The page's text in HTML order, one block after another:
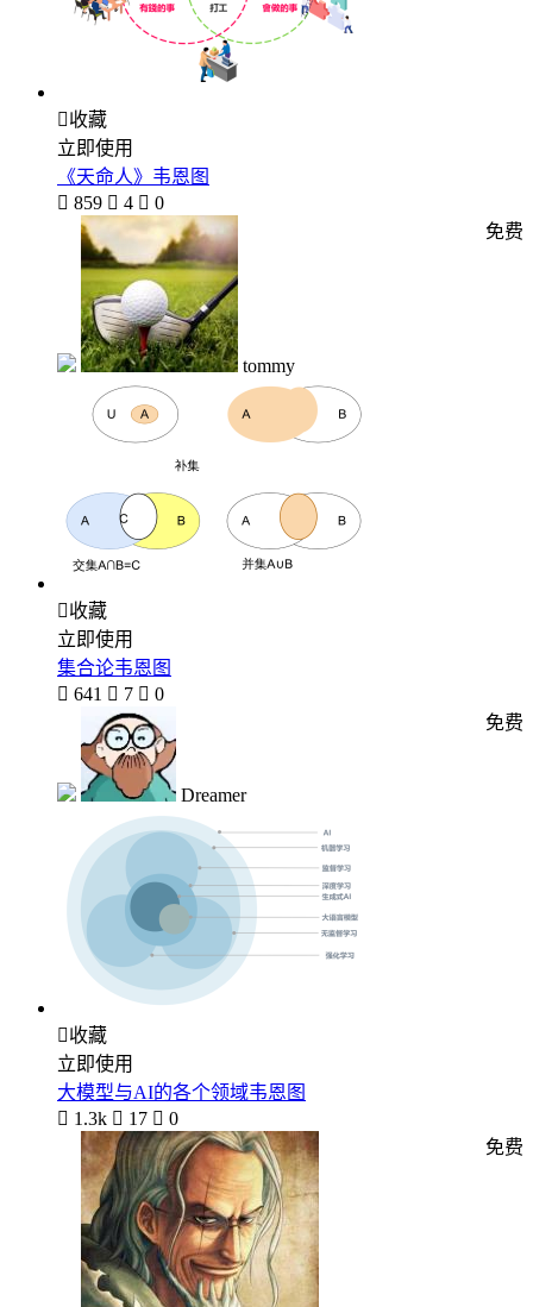
收藏
立即使用
《天命人》韦恩图
 859  4  0
tommy
免费
收藏
立即使用
集合论韦恩图
 641  7  0
Dreamer
免费
收藏
立即使用
大模型与AI的各个领域韦恩图
 1.3k  17  0
免费